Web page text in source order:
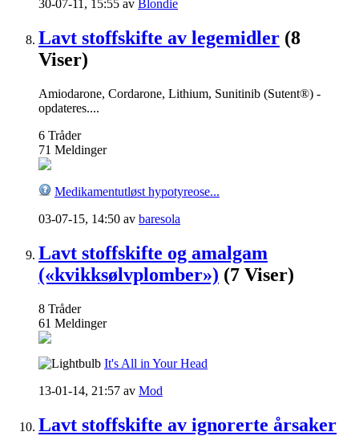
30-07-11, 15:55 av Blondie
Lavt stoffskifte av legemidler (8
Viser)
Amiodarone, Cordarone, Lithium, Sunitinib (Sutent®) -
opdateres....
6 Tråder
71 Meldinger
Medikamentutløst hypotyreose...
03-07-15, 14:50 av baresola
Lavt stoffskifte og amalgam
(«kvikksølvplomber») (7 Viser)
8 Tråder
61 Meldinger
It's All in Your Head
13-01-14, 21:57 av Mod
Lavt stoffskifte av ignorerte årsaker